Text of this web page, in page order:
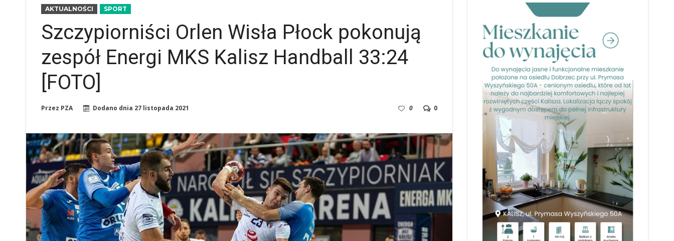
AKTUALNOŚCI SPORT
Szczypiorniści Orlen Wisła Płock pokonują
zespół Energi MKS Kalisz Handball 33:24
[FOTO]
Przez PZA Dodano dnia 27 listopada 2021 0
0